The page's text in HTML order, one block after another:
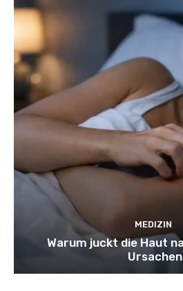
MEDIZIN
Warum juckt die Haut
Ursachen